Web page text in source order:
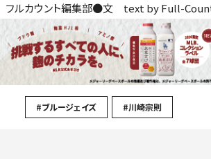
フルカウント編集部●文 text by Full-
#ブルージェイズ #川崎宗則